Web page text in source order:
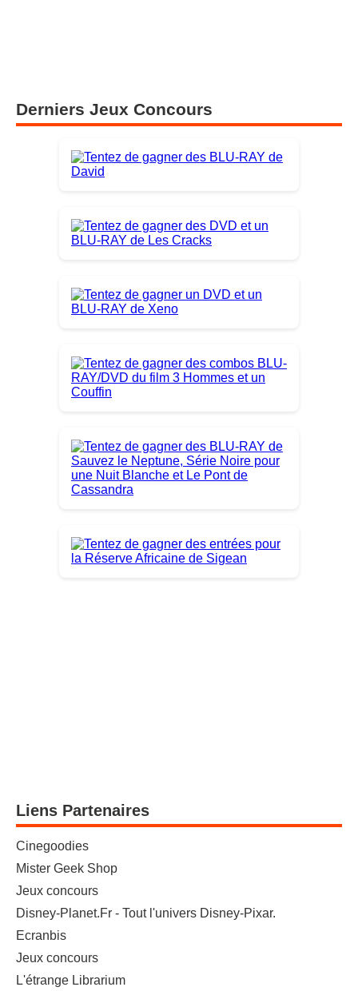
Derniers Jeux Concours
Liens Partenaires
Cinegoodies
Mister Geek Shop
Jeux concours
Disney-Planet.Fr - Tout l'univers Disney-Pixar.
Ecranbis
Jeux concours
L'étrange Librarium